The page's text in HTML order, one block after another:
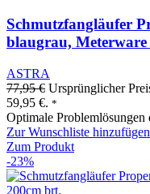
Schmutzfangläufer
blaugrau,
ASTRA
77,95€ Ursprünglicher
59,95 €. *
Optimale
Zur Wunschliste hinzufügen
Zum Produkt
-23%